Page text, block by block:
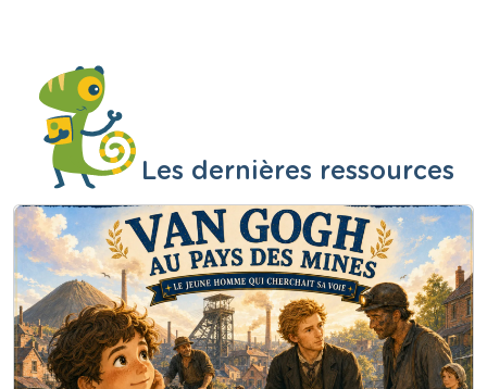
Les dernières ressources